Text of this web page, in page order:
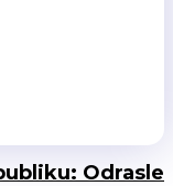
Odrasle